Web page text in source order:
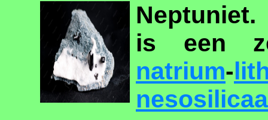
is een
natrium-